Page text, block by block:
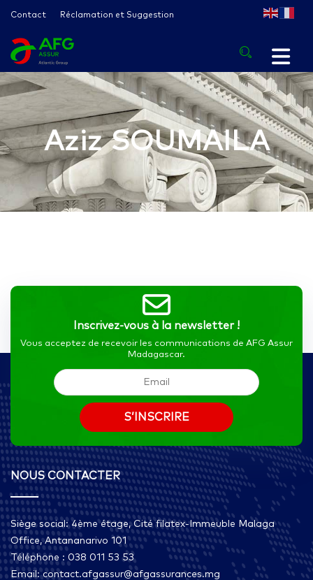
Contact Réclamation et Suggestion
Aziz SOUMAILA
Inscrivez-vous à la newsletter !
Vous acceptez de recevoir les communications de AFG Assur
Madagascar.
NOUS CONTACTER
Siège social: 4ème étage, Cité filatex-Immeuble Malaga
Office, Antananarivo 101
Téléphone : 038 011 53 53
Email: contact.afgassur@afgassurances.mg